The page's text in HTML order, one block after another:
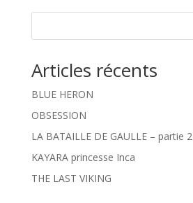
Articles récents
BLUE HERON
OBSESSION
LA BATAILLE DE GAULLE – partie 2
KAYARA princesse Inca
THE LAST VIKING